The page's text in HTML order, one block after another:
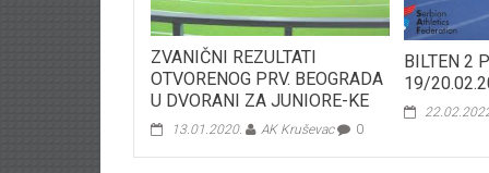
ZVANIČNI REZULTATI
OTVORENOG PRV. BEOGRADA
U DVORANI ZA JUNIORE-KE
13.01.2020. AK Kruševac 0
BILTEN 2
19/